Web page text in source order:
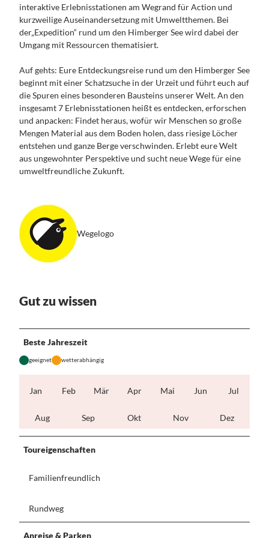
Handy
Guide
Kontakt
interaktive Erlebnisstationen am Wegrand für Action und
kurzweilige Auseinandersetzung mit Umweltthemen. Bei
der„Expedition“ rund um den Himberger See wird dabei der
Umgang mit Ressourcen thematisiert.
Auf gehts: Eure Entdeckungsreise rund um den Himberger See
beginnt mit einer Schatzsuche in der Urzeit und führt euch auf
die Spuren eines besonderen Bausteins unserer Welt. An den
insgesamt 7 Erlebnisstationen heißt es entdecken, erforschen
und anpacken: Findet heraus, wofür wir Menschen so große
Mengen Material aus dem Boden holen, dass riesige Löcher
entstehen und ganze Berge verschwinden. Erlebt eure Welt
aus ungewohnter Perspektive und sucht neue Wege für eine
umweltfreundliche Zukunft.
Wegelogo
Gut zu wissen
Beste Jahreszeit
geeignet wetterabhängig
Jan Feb Mär Apr Mai Jun Jul
Aug Sep Okt Nov Dez
Toureigenschaften
Familienfreundlich
Rundweg
Anreise & Parken